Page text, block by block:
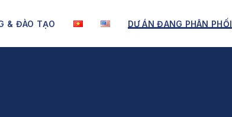
& ĐÀO TẠO DỰ ÁN ĐANG PHÂN PHỐI